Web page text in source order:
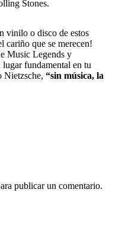
Stones.
vinilo o disco de estos
cariño que se merecen!
Music Legends y
lugar fundamental en tu
Nietzsche, “sin música, la
publicar un comentario.